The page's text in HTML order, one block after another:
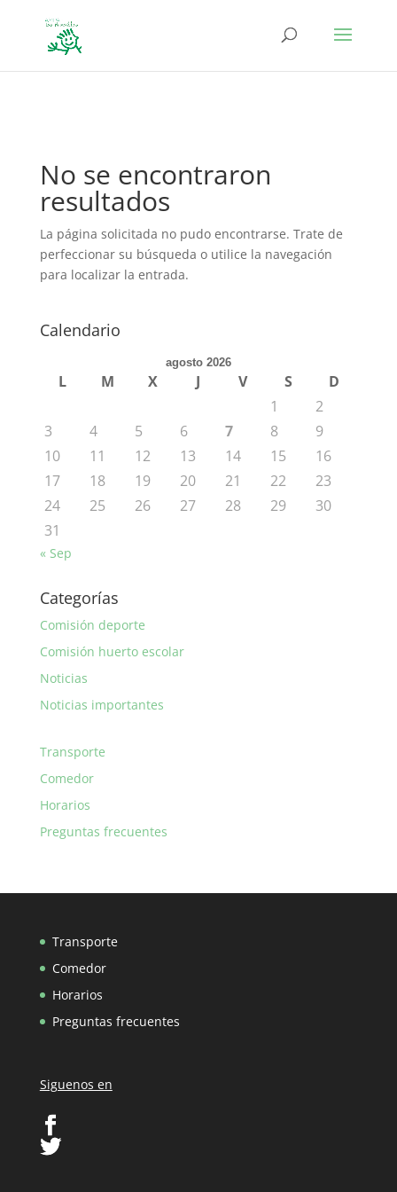
No se encontraron
resultados
La página solicitada no pudo encontrarse. Trate de
perfeccionar su búsqueda o utilice la navegación
para localizar la entrada.
Calendario
agosto 2026
L M X J V S
D
1
2
3
4 5 6 7 8
9
10
11 12 13 14 15
16
17
18 19 20 21 22
23
24
25 26 27 28 29
30
31
« Sep
Categorías
Comisión deporte
Comisión huerto escolar
Noticias
Noticias importantes
Transporte
Comedor
Horarios
Preguntas frecuentes
Transporte
Comedor
Horarios
Preguntas frecuentes
Siguenos en